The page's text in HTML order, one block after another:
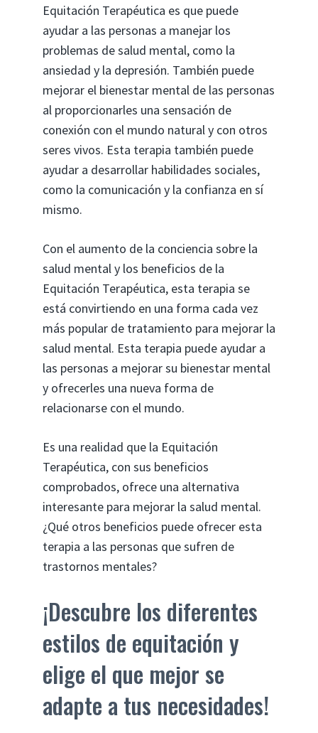
Equitación Terapéutica es que puede
ayudar a las personas a manejar los
problemas de salud mental, como la
ansiedad y la depresión. También puede
mejorar el bienestar mental de las personas
al proporcionarles una sensación de
conexión con el mundo natural y con otros
seres vivos. Esta terapia también puede
ayudar a desarrollar habilidades sociales,
como la comunicación y la confianza en sí
mismo.
Con el aumento de la conciencia sobre la
salud mental y los beneficios de la
Equitación Terapéutica, esta terapia se
está convirtiendo en una forma cada vez
más popular de tratamiento para mejorar la
salud mental. Esta terapia puede ayudar a
las personas a mejorar su bienestar mental
y ofrecerles una nueva forma de
relacionarse con el mundo.
Es una realidad que la Equitación
Terapéutica, con sus beneficios
comprobados, ofrece una alternativa
interesante para mejorar la salud mental.
¿Qué otros beneficios puede ofrecer esta
terapia a las personas que sufren de
trastornos mentales?
¡Descubre los diferentes
estilos de equitación y
elige el que mejor se
adapte a tus necesidades!